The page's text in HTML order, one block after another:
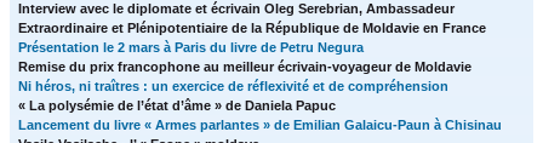
Interview avec le diplomate et écrivain Oleg Serebrian, Ambassadeur
Extraordinaire et Plénipotentiaire de la République de Moldavie en France
Présentation le 2 mars à Paris du livre de Petru Negura
Remise du prix francophone au meilleur écrivain-voyageur de Moldavie
Ni héros, ni traîtres : un exercice de réflexivité et de compréhension
« La polysémie de l’état d’âme » de Daniela Papuc
Lancement du livre « Armes parlantes » de Emilian Galaicu-Paun à Chisinau